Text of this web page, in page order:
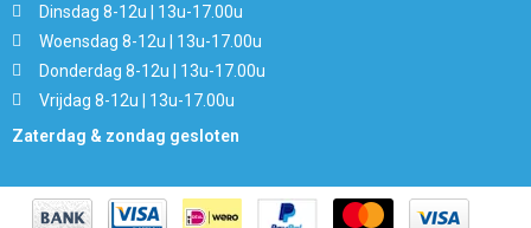
Dinsdag 8-12u | 13u-17.00u
Woensdag 8-12u | 13u-17.00u
Donderdag 8-12u | 13u-17.00u
Vrijdag 8-12u | 13u-17.00u
Zaterdag & zondag gesloten